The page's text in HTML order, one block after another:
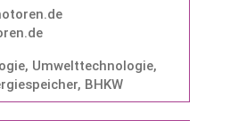
Umwelttechnologie,
BHKW